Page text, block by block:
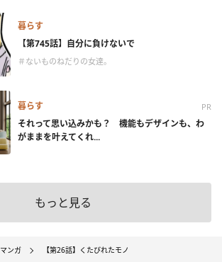
暮らす
【第745話】自分に負けないで
＃ないものねだりの女達。
暮らす PR
それって思い込みかも？ 機能もデザインも、わ
がままを叶えてくれ...
もっと見る
マンガ 【第26話】くたびれたモノ